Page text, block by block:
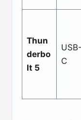
Thun
derbo
lt 5
USB-
C